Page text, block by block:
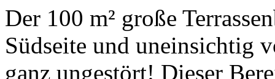
Der 100 m² große
Südseite und uneinsichtig
ganz ungestört! Dieser